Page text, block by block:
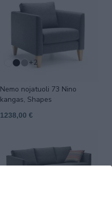
+2
Nemo nojatuoli 73 Nino
kangas, Shapes
1238,00 €